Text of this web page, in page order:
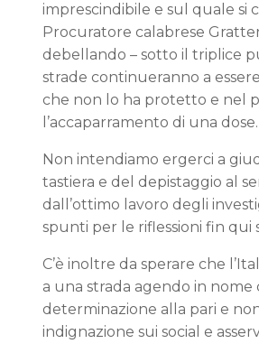
imprescindibile e sul quale si
Procuratore calabrese
debellando – sotto il triplice
strade continueranno a
che non lo ha protetto e nel
l’accaparramento di una dose.
Non intendiamo ergerci a
tastiera e del depistaggio al
dall’ottimo lavoro degli
spunti per le riflessioni fin qui
C’è inoltre da sperare che
a una strada agendo in
determinazione alla pari e
indignazione sui social e